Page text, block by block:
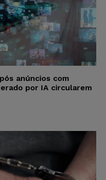
anúncios com
por IA circularem